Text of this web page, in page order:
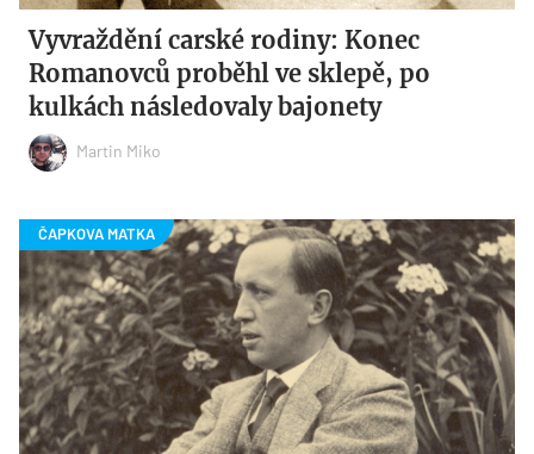
Vyvraždění carské rodiny: Konec
Romanovců proběhl ve sklepě, po
kulkách následovaly bajonety
Martin Miko